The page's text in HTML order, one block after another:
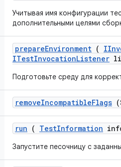
Учитывая имя конфигурации
дополнительными целями
prepareEnvironment (
ITestInvocationListener
Подготовьте среду для
removeIncompatibleFlags
run ( TestInformation
Запустите песочницу с